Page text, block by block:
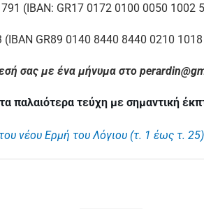
(IBAN: GR17 0172 0100 0050 1002
GR89 0140 8440 8440 0210
σας με ένα μήνυμα στο
παλαιότερα τεύχη με σημαντική
νέου Ερμή του Λόγιου (τ. 1 έως τ. 25)